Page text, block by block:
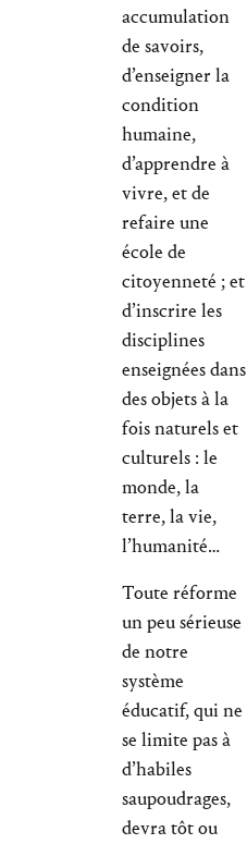
accumulation
de savoirs,
d’enseigner la
condition
humaine,
d’apprendre à
vivre, et de
refaire une
école de
citoyenneté ; et
d’inscrire les
disciplines
enseignées dans
des objets à la
fois naturels et
culturels : le
monde, la
terre, la vie,
l’humanité…
Toute réforme
un peu sérieuse
de notre
système
éducatif, qui ne
se limite pas à
d’habiles
saupoudrages,
devra tôt ou